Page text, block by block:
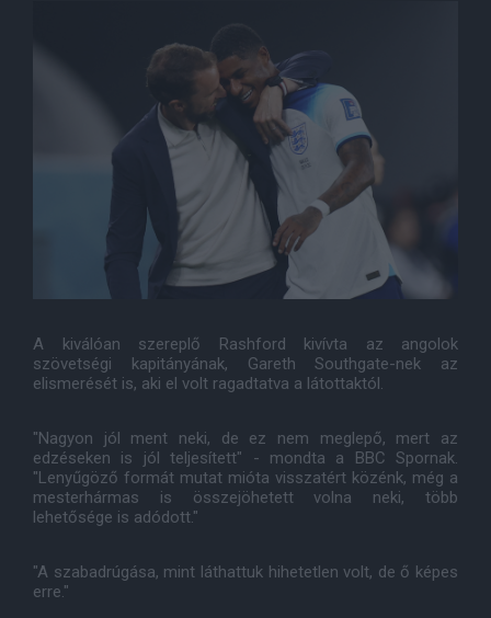
A kiválóan szereplő Rashford kivívta az angolok
szövetségi kapitányának, Gareth Southgate-nek az
elismerését is, aki el volt ragadtatva a látottaktól.
"Nagyon jól ment neki, de ez nem meglepő, mert az
edzéseken is jól teljesített" - mondta a BBC Spornak.
"Lenyűgöző formát mutat mióta visszatért közénk, még a
mesterhármas is összejöhetett volna neki, több
lehetősége is adódott."
"A szabadrúgása, mint láthattuk hihetetlen volt, de ő képes
erre."